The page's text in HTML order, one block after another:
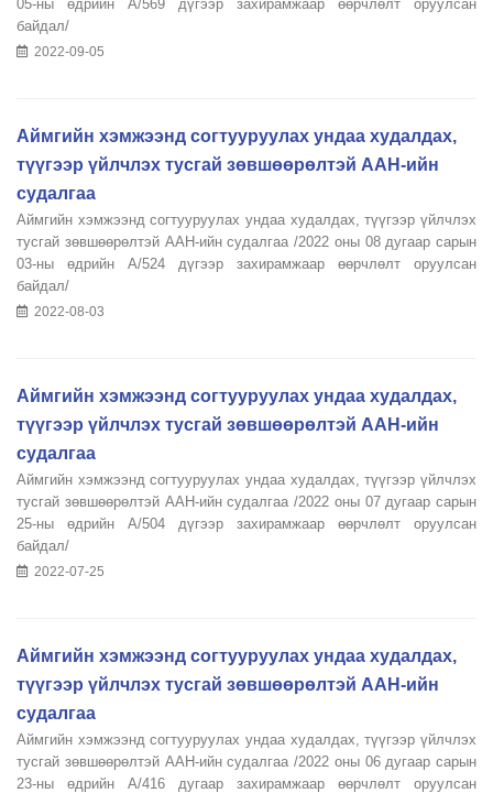
05-ны өдрийн А/569 дүгээр захирамжаар өөрчлөлт оруулсан
байдал/
2022-09-05
Аймгийн хэмжээнд согтууруулах ундаа худалдах,
түүгээр үйлчлэх тусгай зөвшөөрөлтэй ААН-ийн
судалгаа
Аймгийн хэмжээнд согтууруулах ундаа худалдах, түүгээр үйлчлэх
тусгай зөвшөөрөлтэй ААН-ийн судалгаа /2022 оны 08 дугаар сарын
03-ны өдрийн А/524 дүгээр захирамжаар өөрчлөлт оруулсан
байдал/
2022-08-03
Аймгийн хэмжээнд согтууруулах ундаа худалдах,
түүгээр үйлчлэх тусгай зөвшөөрөлтэй ААН-ийн
судалгаа
Аймгийн хэмжээнд согтууруулах ундаа худалдах, түүгээр үйлчлэх
тусгай зөвшөөрөлтэй ААН-ийн судалгаа /2022 оны 07 дугаар сарын
25-ны өдрийн А/504 дүгээр захирамжаар өөрчлөлт оруулсан
байдал/
2022-07-25
Аймгийн хэмжээнд согтууруулах ундаа худалдах,
түүгээр үйлчлэх тусгай зөвшөөрөлтэй ААН-ийн
судалгаа
Аймгийн хэмжээнд согтууруулах ундаа худалдах, түүгээр үйлчлэх
тусгай зөвшөөрөлтэй ААН-ийн судалгаа /2022 оны 06 дугаар сарын
23-ны өдрийн А/416 дугаар захирамжаар өөрчлөлт оруулсан